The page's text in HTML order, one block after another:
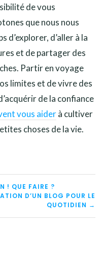
de vous
que nous nous
d’explorer, d’aller à la
et de partager des
Partir en voyage
limites et de vivre des
de la confiance
vous aiderà cultiver
choses de la vie.
! QUE FAIRE ?
D’UN BLOG POUR LE
QUOTIDIEN →